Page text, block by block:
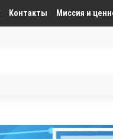
Контакты Миссия и